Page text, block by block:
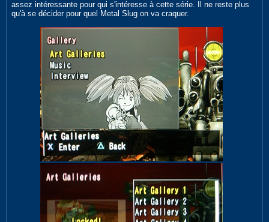
assez intéressante pour qui s'intéresse à cette série. Il ne reste plus
qu'à se décider pour quel Metal Slug on va craquer.